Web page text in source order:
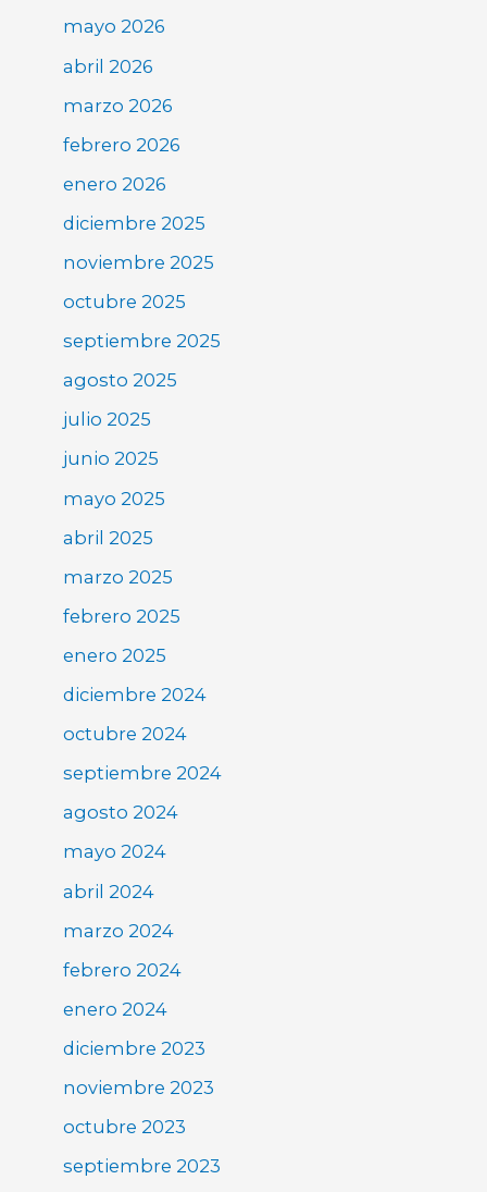
mayo 2026
abril 2026
marzo 2026
febrero 2026
enero 2026
diciembre 2025
noviembre 2025
octubre 2025
septiembre 2025
agosto 2025
julio 2025
junio 2025
mayo 2025
abril 2025
marzo 2025
febrero 2025
enero 2025
diciembre 2024
octubre 2024
septiembre 2024
agosto 2024
mayo 2024
abril 2024
marzo 2024
febrero 2024
enero 2024
diciembre 2023
noviembre 2023
octubre 2023
septiembre 2023